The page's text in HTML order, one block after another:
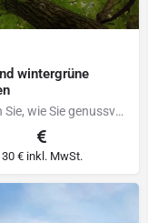
wintergrüne
In dieser spannenden Wanderung erfahren Sie, wie Sie genussvolle Wurzeln wie jene der Nachtkerze und des…
30 € inkl. MwSt.